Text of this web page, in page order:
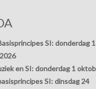
SI: donderdag
en SI: donderdag 1
SI: dinsdag 24